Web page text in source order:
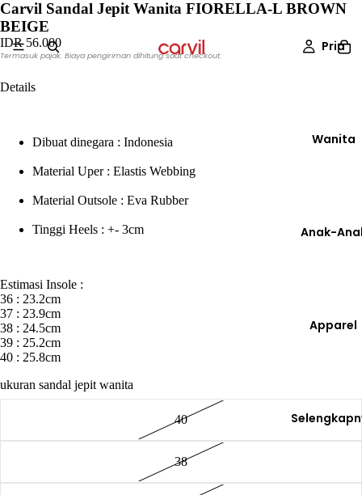
Pria
Wanita
Anak-
Apparel
Carvil Sandal Jepit Wanita FIORELLA-L BROWN
BEIGE
IDR 56.000
Termasuk pajak. Biaya pengiriman dihitung saat checkout.
Details
Dibuat dinegara : Indonesia
Material Uper : Elastis Webbing
Material Outsole : Eva Rubber
Tinggi Heels : +- 3cm
Estimasi Insole :
36 : 23.2cm
37 : 23.9cm
38 : 24.5cm
39 : 25.2cm
40 : 25.8cm
ukuran sandal jepit wanita
40
38